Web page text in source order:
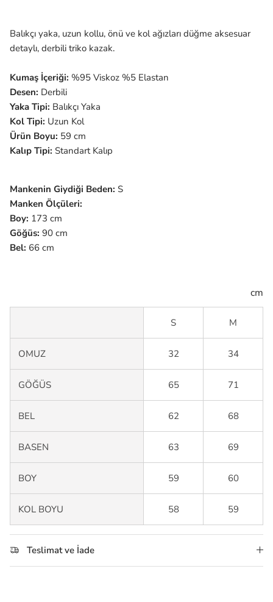
Balıkçı yaka, uzun kollu, önü ve kol ağızları düğme aksesuar
detaylı, derbili triko kazak.
Kumaş İçeriği: %95 Viskoz %5 Elastan
Desen: Derbili
Yaka Tipi: Balıkçı Yaka
Kol Tipi: Uzun Kol
Ürün Boyu: 59 cm
Kalıp Tipi: Standart Kalıp
Mankenin Giydiği Beden: S
Manken Ölçüleri:
Boy: 173 cm
Göğüs: 90 cm
Bel: 66 cm
cm
S M
OMUZ 32 34
GÖĞÜS 65 71
BEL 62 68
BASEN 63 69
BOY 59 60
KOL BOYU 58 59
Teslimat ve İade